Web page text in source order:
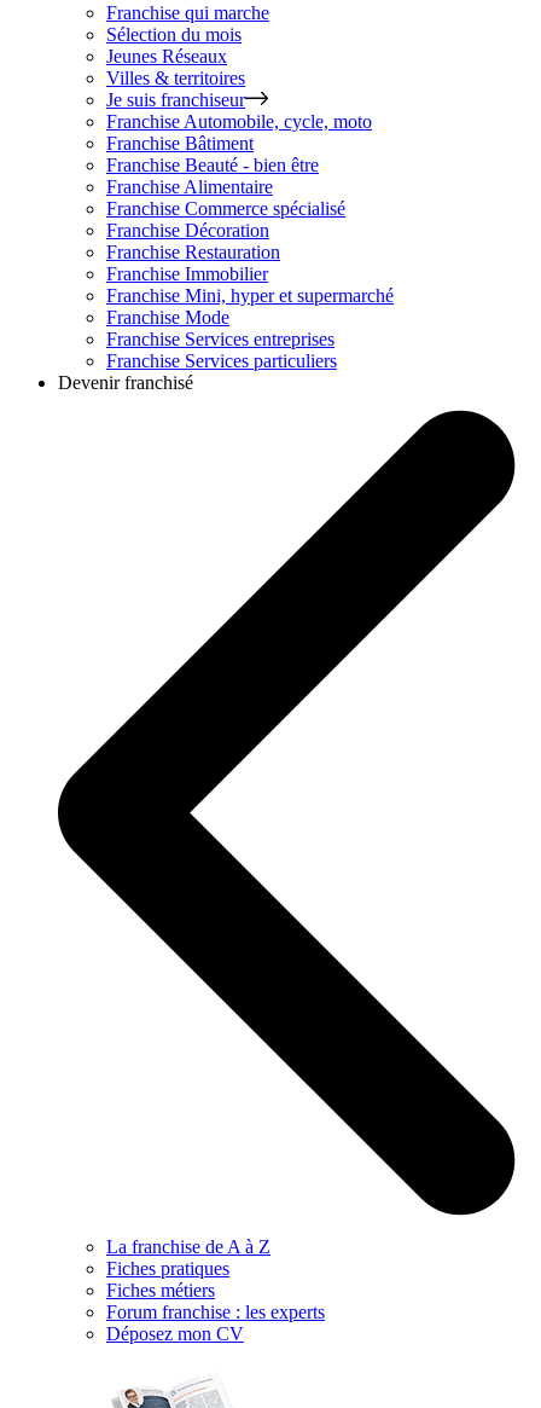
Franchise qui marche
Sélection du mois
Jeunes Réseaux
Villes & territoires
Je suis franchiseur
Franchise Automobile, cycle, moto
Franchise Bâtiment
Franchise Beauté - bien être
Franchise Alimentaire
Franchise Commerce spécialisé
Franchise Décoration
Franchise Restauration
Franchise Immobilier
Franchise Mini, hyper et supermarché
Franchise Mode
Franchise Services entreprises
Franchise Services particuliers
Devenir franchisé
La franchise de A à Z
Fiches pratiques
Fiches métiers
Forum franchise : les experts
Déposez mon CV